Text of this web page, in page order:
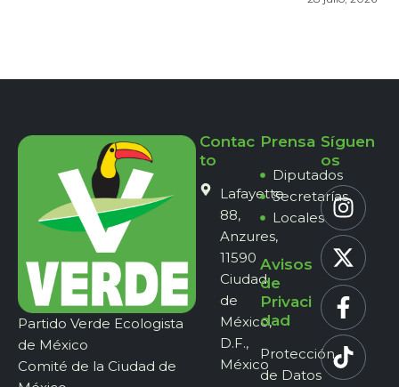
Partido Verde Ecologista
de México
Comité de la Ciudad de
Contac
to
Lafayette
88,
Anzures,
11590
Ciudad
de
México,
D.F.,
México
Prensa
Diputados
Secretarías
Locales
Avisos
de
Privaci
dad
Protección
de Datos
Síguen
os